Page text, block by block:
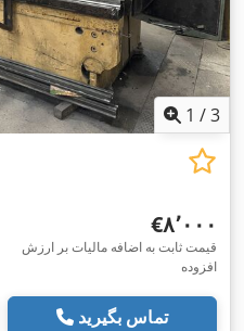
1 /3
‎€۸٬۰۰۰
قیمت ثابت به اضافه مالیات بر ارزش
افزوده
تماس بگیرید